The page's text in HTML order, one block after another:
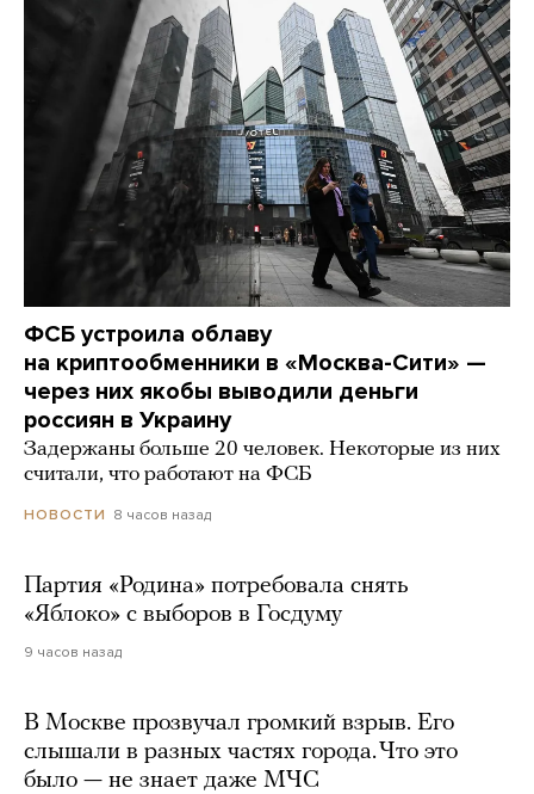
ФСБ устроила облаву
на криптообменники в «Москва-Сити» —
через них якобы выводили деньги
россиян в Украину
Задержаны больше 20 человек. Некоторые из них
считали, что работают на ФСБ
НОВОСТИ 8 часов назад
Партия «Родина» потребовала снять
«Яблоко» с выборов в Госдуму
9 часов назад
В Москве прозвучал громкий взрыв. Его
слышали в разных частях города. Что это
было — не знает даже МЧС